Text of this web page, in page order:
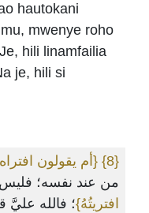
hautokani
mwenye roho
hili linamfailia
je, hili si
{8} {أم يقولون
من عند نفسه؛ فليس
افتريتُهُ}؛ فالله عليَّ